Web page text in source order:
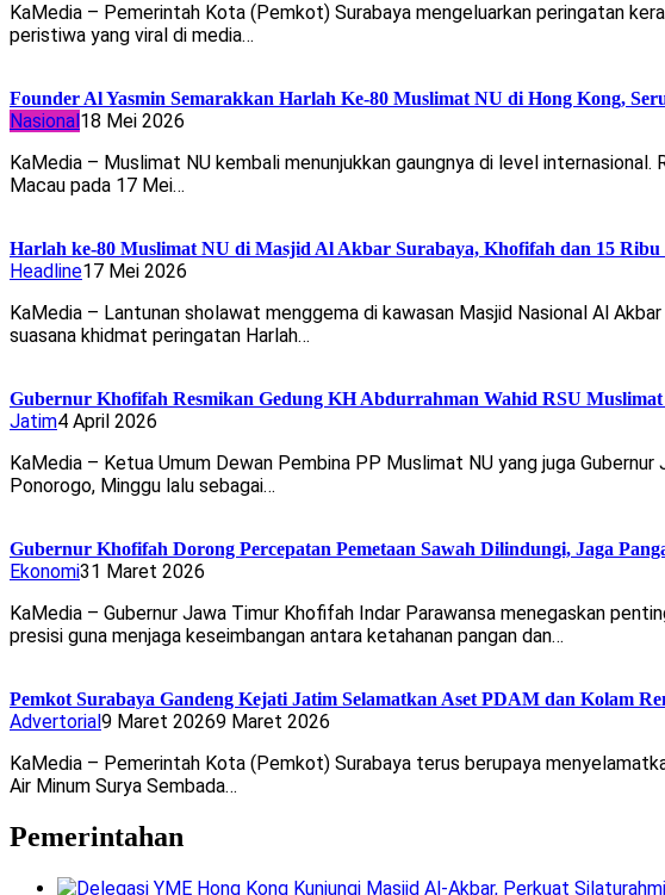
KaMedia – Pemerintah Kota (Pemkot) Surabaya mengeluarkan peringatan
peristiwa yang viral di media…
Founder Al Yasmin Semarakkan Harlah Ke-80 Muslimat NU di Hong Kong,
Nasional 18 Mei 2026
KaMedia – Muslimat NU kembali menunjukkan gaungnya di level
Macau pada 17 Mei…
Harlah ke-80 Muslimat NU di Masjid Al Akbar Surabaya, Khofifah dan 15 Ribu
Headline17 Mei 2026
KaMedia – Lantunan sholawat menggema di kawasan Masjid Nasional Al
suasana khidmat peringatan Harlah…
Gubernur Khofifah Resmikan Gedung KH Abdurrahman Wahid RSU Muslimat
Jatim4 April 2026
KaMedia – Ketua Umum Dewan Pembina PP Muslimat NU yang juga
Ponorogo, Minggu lalu sebagai…
Gubernur Khofifah Dorong Percepatan Pemetaan Sawah Dilindungi, Jaga
Ekonomi31 Maret 2026
KaMedia – Gubernur Jawa Timur Khofifah Indar Parawansa menegaskan
presisi guna menjaga keseimbangan antara ketahanan pangan dan…
Pemkot Surabaya Gandeng Kejati Jatim Selamatkan Aset PDAM dan Kolam
Advertorial 9 Maret 20269 Maret 2026
KaMedia – Pemerintah Kota (Pemkot) Surabaya terus berupaya
Air Minum Surya Sembada…
Pemerintahan